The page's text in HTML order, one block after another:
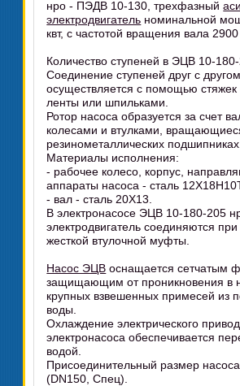
нро - ПЭДВ 10-130, трехфазный
электродвигатель номинальной
квт, с частотой вращения вала 2900
Количество ступеней в ЭЦВ 10-
Соединение ступеней друг с другом
осуществляется с помощью стяжек
ленты или шпильками.
Ротор насоса образуется за счет
колесами и втулками,
резинометаллических подшипниках.
Материалы исполнения:
- рабочее колесо, корпус,
аппараты насоса - сталь
- вал - сталь 20Х13.
В электронасосе ЭЦВ 10-180-205
электродвигатель соединяются
жесткой втулочной муфты.
Насос ЭЦВ оснащается сетчатым
защищающим от проникновения в
крупных взвешенных примесей из
воды.
Охлаждение электрического
электронасоса обеспечивается
водой.
Присоединительный размер
(DN150, Спец).